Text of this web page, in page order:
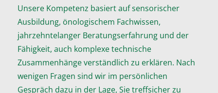
Unsere Kompetenz basiert auf sensorischer
Ausbildung, önologischem Fachwissen,
jahrzehntelanger Beratungserfahrung und der
Fähigkeit, auch komplexe technische
Zusammenhänge verständlich zu erklären. Nach
wenigen Fragen sind wir im persönlichen
Gespräch dazu in der Lage, Sie treffsicher zu